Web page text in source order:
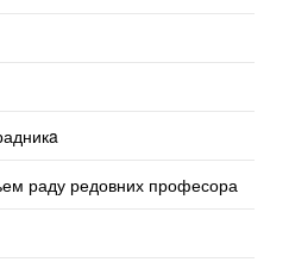
раду редовних професора